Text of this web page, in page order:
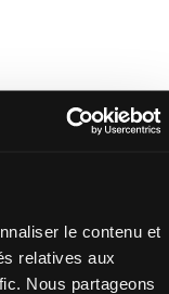
le contenu et
relatives aux
Nous partageons